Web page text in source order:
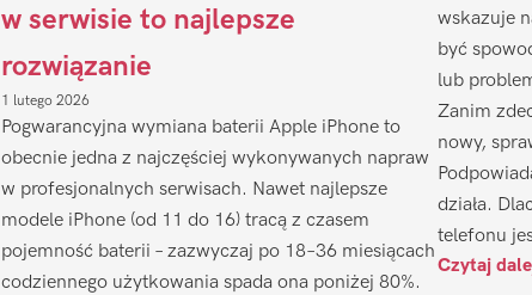
w serwisie to najlepsze
rozwiązanie
1 lutego 2026
Pogwarancyjna wymiana baterii Apple iPhone to
obecnie jedna z najczęściej wykonywanych napraw
w profesjonalnych serwisach. Nawet najlepsze
modele iPhone (od 11 do 16) tracą z czasem
pojemność baterii – zazwyczaj po 18–36 miesiącach
codziennego użytkowania spada ona poniżej 80%.
wskazuje
być
lub
Zanim
nowy,
działa.
telefonu
Czytaj